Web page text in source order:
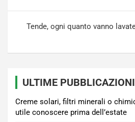
Tende, ogni quanto vanno
ULTIME PUBBLICAZIONI
Creme solari, filtri minerali o
utile conoscere prima dell’estate